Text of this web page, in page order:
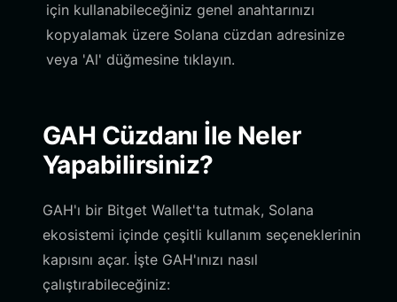
için kullanabileceğiniz genel anahtarınızı
kopyalamak üzere Solana cüzdan adresinize
veya 'Al' düğmesine tıklayın.
GAH Cüzdanı İle Neler
Yapabilirsiniz?
GAH'ı bir Bitget Wallet'ta tutmak, Solana
ekosistemi içinde çeşitli kullanım seçeneklerinin
kapısını açar. İşte GAH'ınızı nasıl
çalıştırabileceğiniz: